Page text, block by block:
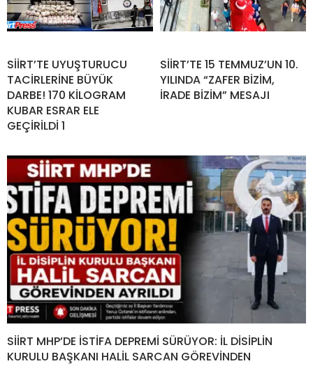
SİİRT’TE UYUŞTURUCU
TACİRLERİNE BÜYÜK
DARBE! 170 KİLOGRAM
KUBAR ESRAR ELE
GEÇİRİLDİ 1
SİİRT’TE 15 TEMMUZ’UN 10.
YILINDA “ZAFER BİZİM,
İRADE BİZİM” MESAJI
SİİRT MHP’DE İSTİFA DEPREMİ SÜRÜYOR: İL DİSİPLİN
KURULU BAŞKANI HALİL SARCAN GÖREVİNDEN